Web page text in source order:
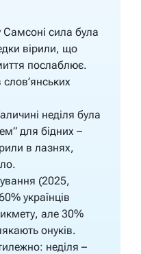
Самсоні сила була
вірили, що
послаблює.
неділя була
для бідних –
в лазнях,
(2025,
українців
але 30%
онуків.
неділя –